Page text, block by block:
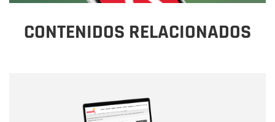
CONTENIDOS RELACIONADOS